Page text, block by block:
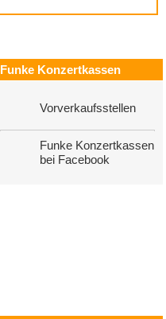
Funke Konzertkassen
Vorverkaufsstellen
Funke Konzertkassen
bei Facebook